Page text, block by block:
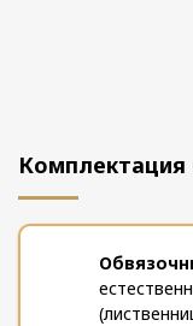
Комплектация